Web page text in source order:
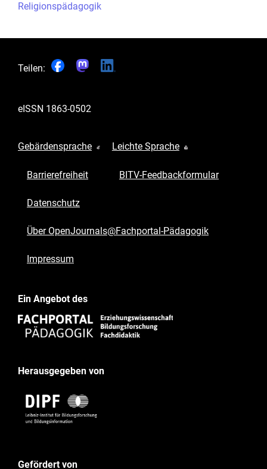
Religionspädagogik
Teilen:
eISSN 1863-0502
Gebärdensprache Leichte Sprache
Barrierefreiheit BITV-Feedbackformular
Datenschutz
Über OpenJournals@Fachportal-Pädagogik
Impressum
Ein Angebot des
Herausgegeben von
Gefördert von